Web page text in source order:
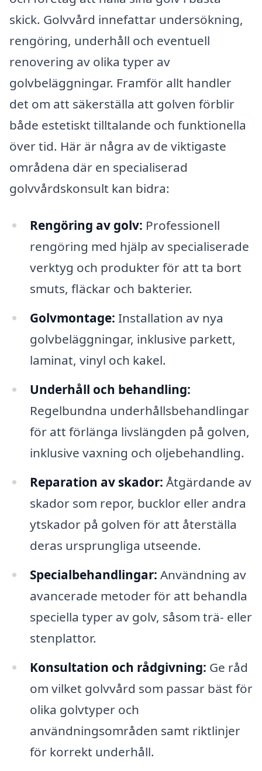
skick. Golvvård innefattar undersökning,
rengöring, underhåll och eventuell
renovering av olika typer av
golvbeläggningar. Framför allt handler
det om att säkerställa att golven förblir
både estetiskt tilltalande och funktionella
över tid. Här är några av de viktigaste
områdena där en specialiserad
golvvårdskonsult kan bidra:
Rengöring av golv: Professionell
rengöring med hjälp av specialiserade
verktyg och produkter för att ta bort
smuts, fläckar och bakterier.
Golvmontage: Installation av nya
golvbeläggningar, inklusive parkett,
laminat, vinyl och kakel.
Underhåll och behandling:
Regelbundna underhållsbehandlingar
för att förlänga livslängden på golven,
inklusive vaxning och oljebehandling.
Reparation av skador: Åtgärdande av
skador som repor, bucklor eller andra
ytskador på golven för att återställa
deras ursprungliga utseende.
Specialbehandlingar: Användning av
avancerade metoder för att behandla
speciella typer av golv, såsom trä- eller
stenplattor.
Konsultation och rådgivning: Ge råd
om vilket golvvård som passar bäst för
olika golvtyper och
användningsområden samt riktlinjer
för korrekt underhåll.